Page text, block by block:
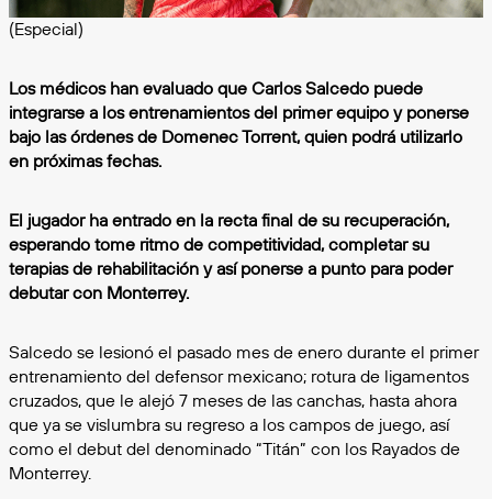
(Especial)
Los médicos han evaluado que Carlos Salcedo puede
integrarse a los entrenamientos del primer equipo y ponerse
bajo las órdenes de Domenec Torrent, quien podrá utilizarlo
en próximas fechas.
El jugador ha entrado en la recta final de su recuperación,
esperando tome ritmo de competitividad, completar su
terapias de rehabilitación y así ponerse a punto para poder
debutar con Monterrey.
Salcedo se lesionó el pasado mes de enero durante el primer
entrenamiento del defensor mexicano; rotura de ligamentos
cruzados, que le alejó 7 meses de las canchas, hasta ahora
que ya se vislumbra su regreso a los campos de juego, así
como el debut del denominado “Titán” con los Rayados de
Monterrey.